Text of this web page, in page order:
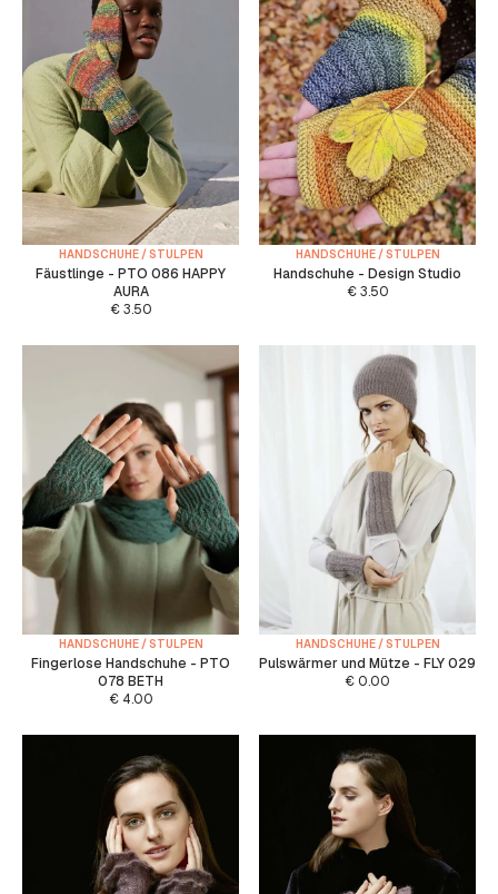
HANDSCHUHE / STULPEN
Fäustlinge - PTO 086 HAPPY
AURA
€3.50
HANDSCHUHE / STULPEN
Handschuhe - Design Studio
€3.50
HANDSCHUHE / STULPEN
Fingerlose Handschuhe - PTO
078 BETH
€4.00
HANDSCHUHE / STULPEN
Pulswärmer und Mütze - FLY 029
€ 0.00